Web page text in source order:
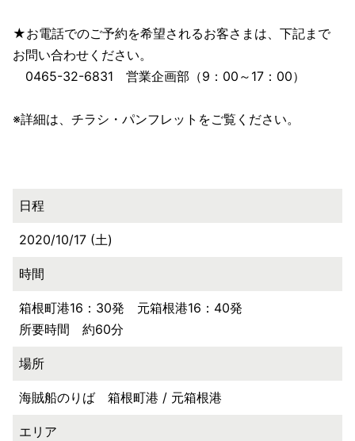
★お電話でのご予約を希望されるお客さまは、下記まで
お問い合わせください。
0465-32-6831 営業企画部（9：00～17：00）
※詳細は、チラシ・パンフレットをご覧ください。
日程
2020/10/17 (土)
時間
箱根町港16：30発 元箱根港16：40発
所要時間 約60分
場所
海賊船のりば 箱根町港 / 元箱根港
エリア